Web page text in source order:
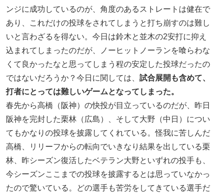
ンジに成功しているのが、角度のあるストレートは健在で
あり、これだけの投球をされてしまうと打ち崩すのは難し
いと言わざるを得ない。今日は鈴木と並木の2安打に抑え
込まれてしまったのだが、ノーヒットノーランを喰らわな
くて良かったなと思ってしまう程の安定した投球だったの
ではないだろうか？今日に関しては、 試合展開も含めて、
打者にとっては難しいゲームとなってしまった。
春先から高橋（阪神）の快投が目立っているのだが、昨日
阪神を完封した栗林（広島）、そして大野（中日）につい
てもかなりの投球を披露してくれている。怪我に苦しんだ
高橋、リリーフからの転向でいきなり結果を出している栗
林、昨シーズン復活したベテラン大野といずれの投手も、
今シーズンここまでの投球を披露するとは思っていなかっ
たので驚いている。どの選手も苦労をしてきている選手だ